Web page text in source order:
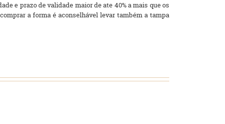
e prazo de validade maior de ate 40% a mais que os
a forma é aconselhável levar também a tampa